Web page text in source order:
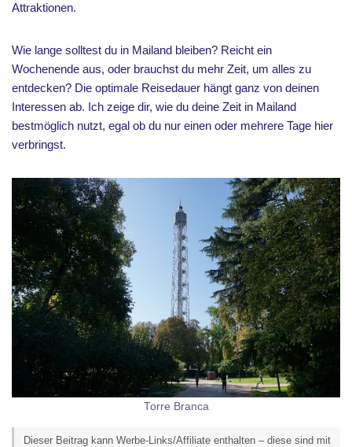
Attraktionen.
Wie lange solltest du in Mailand bleiben? Reicht ein
Wochenende aus, oder brauchst du mehr Zeit, um alles zu
entdecken? Die optimale Reisedauer hängt ganz von deinen
Interessen ab. Ich zeige dir, wie du deine Zeit in Mailand
bestmöglich nutzt, egal ob du nur einen oder mehrere Tage hier
verbringst.
Torre Branca
Dieser Beitrag kann Werbe-Links/Affiliate enthalten – diese sind mit